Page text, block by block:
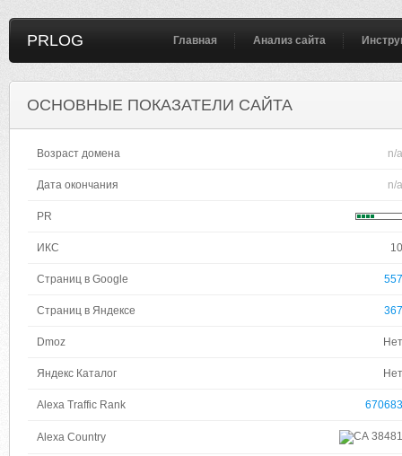
PRLOG Главная Анализ сайта
ОСНОВНЫЕ ПОКАЗАТЕЛИ САЙТА
Возраст домена n/a
Дата окончания n/a
PR
ИКС 10
Страниц в Google 557
Страниц в Яндексе 367
Dmoz Нет
Яндекс Каталог Нет
Alexa Traffic Rank 670683
Alexa Country 38481